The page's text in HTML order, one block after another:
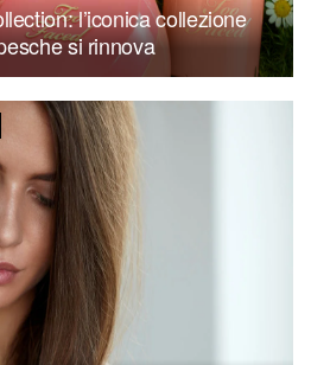
l’iconica collezione
si rinnova